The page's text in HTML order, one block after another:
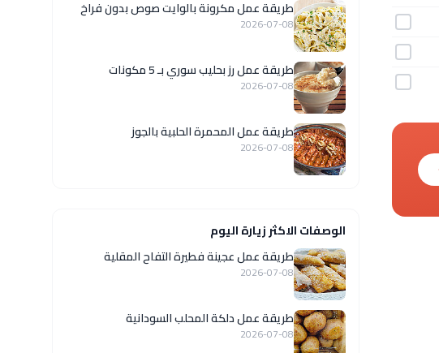
طريقة عمل مكرونة بالوايت صوص بدون فراخ
2026-07-08
طريقة عمل رز بحليب سوري بـ 5 مكونات
2026-07-08
طريقة عمل المحمرة الحلبية بالجوز
2026-07-08
الوصفات الاكثر زيارة اليوم
طريقة عمل عجينة فطيرة التفاح المقلية
2026-07-08
طريقة عمل دلكة المحلب السودانية
2026-07-08